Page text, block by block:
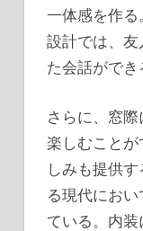
一体感を作
設計では、
た会話ができ
さらに、窓
楽しむこと
しみも提供
る現代にお
ている。内